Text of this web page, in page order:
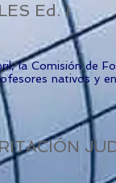
Ed. I
la Comisión de
nativos y